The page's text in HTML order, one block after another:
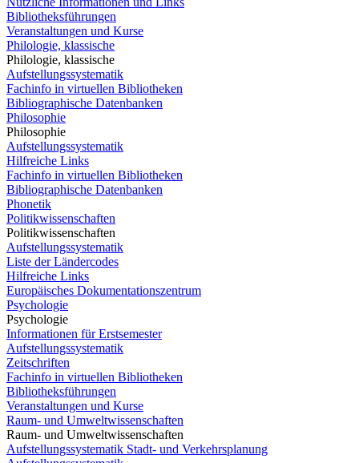
Bibliotheksführungen
Veranstaltungen und Kurse
Philologie, klassische
Philologie, klassische
Aufstellungssystematik
Fachinfo in virtuellen Bibliotheken
Bibliographische Datenbanken
Philosophie
Philosophie
Aufstellungssystematik
Hilfreiche Links
Fachinfo in virtuellen Bibliotheken
Bibliographische Datenbanken
Phonetik
Politikwissenschaften
Politikwissenschaften
Aufstellungssystematik
Liste der Ländercodes
Hilfreiche Links
Europäisches Dokumentationszentrum
Psychologie
Psychologie
Informationen für Erstsemester
Aufstellungssystematik
Zeitschriften
Fachinfo in virtuellen Bibliotheken
Bibliotheksführungen
Veranstaltungen und Kurse
Raum- und Umweltwissenschaften
Raum- und Umweltwissenschaften
Aufstellungssystematik Stadt- und Verkehrsplanung